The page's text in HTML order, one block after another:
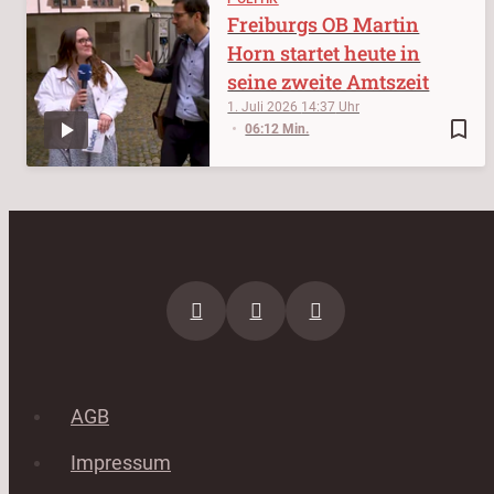
bookmark_border
1. Juli 2026 14:37
06:12 Min.
Freiburgs OB Martin
Horn startet heute in
seine zweite Amtszeit
AGB
Impressum